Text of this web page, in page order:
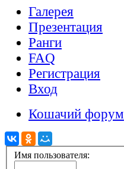
Галерея
Презентация
Ранги
FAQ
Регистрация
Вход
Кошачий форум
Имя пользователя: